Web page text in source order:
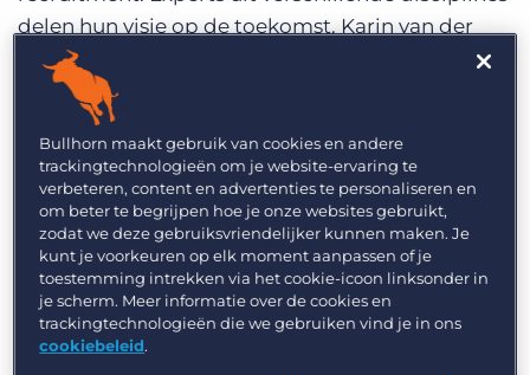
delen hun visie op de toekomst. Karin van der
Gragt is directeur van YoungCapital Duitsland,
gespecialiseerd in de plaatsing van studenten,
afgestudeerden en jonge professionals. In het
interview deelt ze haar tips om de jongste
generatie op de arbeidsmarkt te bereiken.
Welke onderwerpen staan bovenaan
de agenda?
#1 Generatie Z begrijpen
“Een nieuwe generatie treedt toe tot de
Bullhorn maakt gebruik van cookies en andere
trackingtechnologieën om je website-ervaring te
verbeteren, content en advertenties te personaliseren en
om beter te begrijpen hoe je onze websites gebruikt,
zodat we deze gebruiksvriendelijker kunnen maken. Je
kunt je voorkeuren op elk moment aanpassen of je
toestemming intrekken via het cookie-icoon linksonder in
je scherm. Meer informatie over de cookies en
trackingtechnologieën die we gebruiken vind je in ons
cookiebeleid.